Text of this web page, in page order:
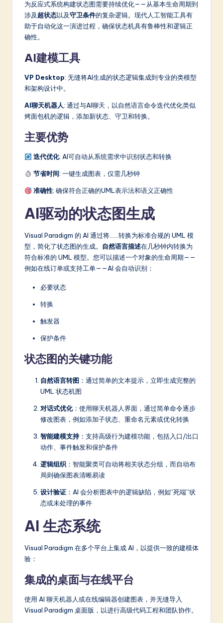
为反应式系统构建状态图需要持续优化——从基本生命周期到
涉及超状态以及守卫条件的复杂逻辑。现代人工智能工具有
助于自动化这一演进过程，确保状态机具有鲁棒性和逻辑正
确性。
AI建模工具
VP Desktop: 无缝将AI生成的状态逻辑集成到专业的类模型
和架构设计中。
AI聊天机器人: 通过与AI聊天，以自然语言命令迭代优化类似
烤面包机的逻辑，添加新状态、守卫和转换。
主要优势
迭代优化: AI可自动从系统需求中识别状态和转换
节省时间: 一键生成图表，仅需几秒钟
准确性: 确保符合正确的UML表示法和语义正确性
AI驱动的状态图生成
Visual Paradigm 的 AI 通过将……转换为标准合规的 UML 模
型，简化了状态图的生成。 自然语言描述在几秒钟内转换为
符合标准的 UML 模型。您可以描述一个对象的生命周期——
例如在线订单或支持工单——AI 会自动识别：
必要状态
转换
触发器
保护条件
状态图的关键功能
自然语言转图 ：通过简单的文本提示，立即生成完整的
UML 状态机图
对话式优化：使用聊天机器人界面，通过简单命令逐步
修改图表，例如添加子状态、重命名元素或优化转换
智能建模支持 ：支持高级行为建模功能，包括入口/出口
动作、事件触发和保护条件
逻辑组织 ：智能聚类可自动将相关状态分组，而自动布
局则确保图表清晰易读
设计验证 ：AI 会分析图表中的逻辑缺陷，例如“死端”状
态或未处理的事件
AI 生态系统
Visual Paradigm 在多个平台上集成 AI，以提供一致的建模体
验：
集成的桌面与在线平台
使用 AI 聊天机器人或在线编辑器创建图表，并无缝导入
Visual Paradigm 桌面版，以进行高级代码工程和团队协作。